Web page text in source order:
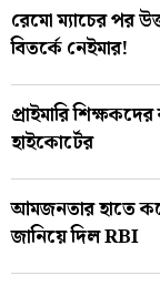
রেমো ম্যাচের পর
বিতর্কে নেইমার!
প্রাইমারি
হাইকোর্টের
আমজনতার হাতে
জানিয়ে দিল RBI